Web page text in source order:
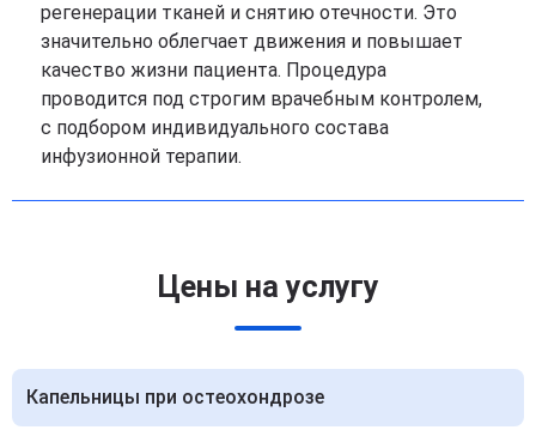
регенерации тканей и снятию отечности. Это
значительно облегчает движения и повышает
качество жизни пациента. Процедура
проводится под строгим врачебным контролем,
с подбором индивидуального состава
инфузионной терапии.
Цены на услугу
Капельницы при остеохондрозе